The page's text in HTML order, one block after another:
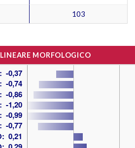
103
LINEARE MORFOLOGICO